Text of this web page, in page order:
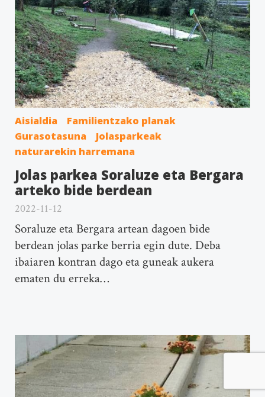
Aisialdia
Familientzako planak
Gurasotasuna
Jolasparkeak
naturarekin harremana
Jolas parkea Soraluze eta Bergara
arteko bide berdean
2022-11-12
Soraluze eta Bergara artean dagoen bide
berdean jolas parke berria egin dute. Deba
ibaiaren kontran dago eta guneak aukera
ematen du erreka…